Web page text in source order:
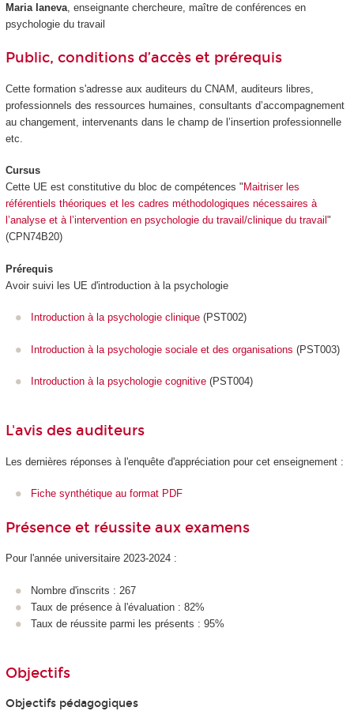
Maria Ianeva, enseignante chercheure, maître de conférences en
psychologie du travail
Public, conditions d’accès et prérequis
Cette formation s'adresse aux auditeurs du CNAM, auditeurs libres,
professionnels des ressources humaines, consultants d’accompagnement
au changement, intervenants dans le champ de l’insertion professionnelle
etc.
Cursus
Cette UE est constitutive du bloc de compétences " Maitriser les
référentiels théoriques et les cadres méthodologiques nécessaires à
l’analyse et à l’intervention en psychologie du travail/clinique du travail "
(CPN74B20)
Prérequis
Avoir suivi les UE d'introduction à la psychologie
Introduction à la psychologie clinique (PST002)
Introduction à la psychologie sociale et des organisations (PST003)
Introduction à la psychologie cognitive (PST004)
L'avis des auditeurs
Les dernières réponses à l'enquête d'appréciation pour cet enseignement :
Fiche synthétique au format PDF
Présence et réussite aux examens
Pour l'année universitaire 2023-2024 :
Nombre d'inscrits : 267
Taux de présence à l'évaluation : 82%
Taux de réussite parmi les présents : 95%
Objectifs
Objectifs pédagogiques